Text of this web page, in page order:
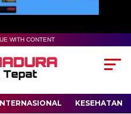
WITH CONTENT
KESEHATAN